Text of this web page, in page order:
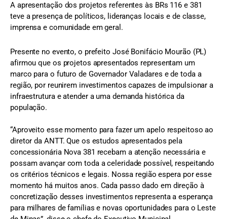
A apresentação dos projetos referentes às BRs 116 e 381
teve a presença de políticos, lideranças locais e de classe,
imprensa e comunidade em geral.
Presente no evento, o prefeito José Bonifácio Mourão (PL)
afirmou que os projetos apresentados representam um
marco para o futuro de Governador Valadares e de toda a
região, por reunirem investimentos capazes de impulsionar a
infraestrutura e atender a uma demanda histórica da
população.
“Aproveito esse momento para fazer um apelo respeitoso ao
diretor da ANTT. Que os estudos apresentados pela
concessionária Nova 381 recebam a atenção necessária e
possam avançar com toda a celeridade possível, respeitando
os critérios técnicos e legais. Nossa região espera por esse
momento há muitos anos. Cada passo dado em direção à
concretização desses investimentos representa a esperança
para milhares de famílias e novas oportunidades para o Leste